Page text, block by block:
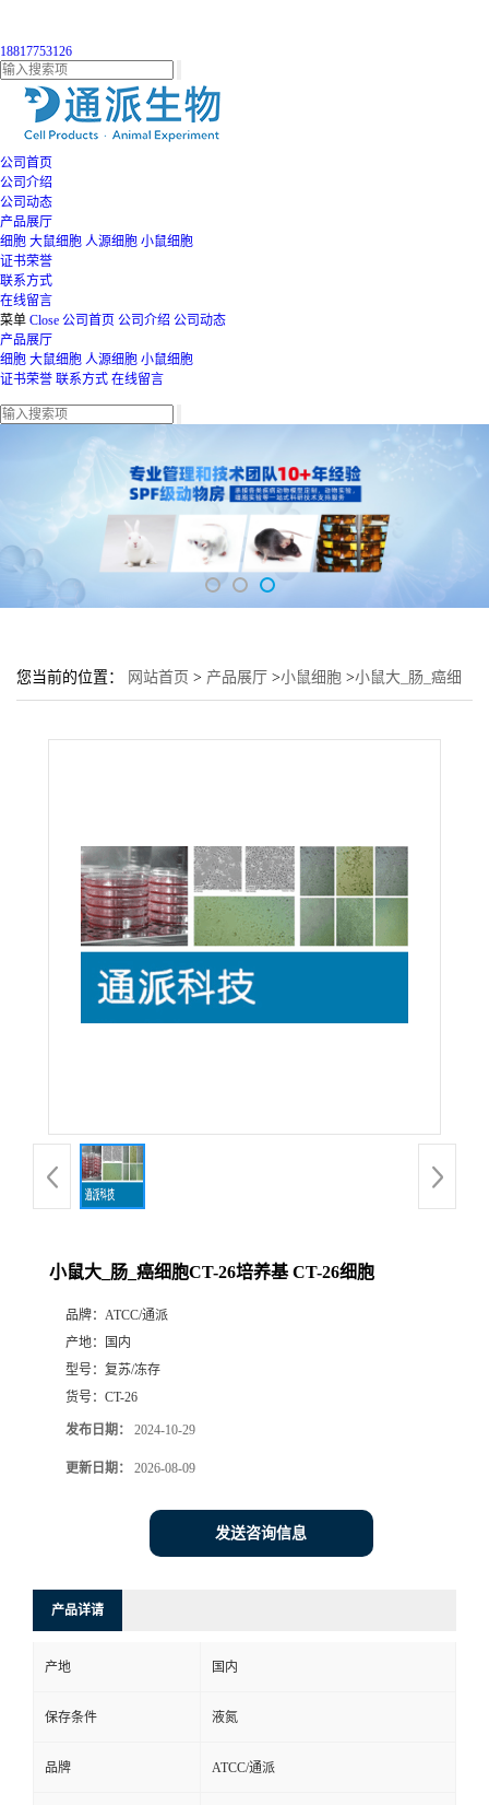
18817753126
公司首页
公司介绍
公司动态
产品展厅
细胞 大鼠细胞 人源细胞 小鼠细胞
证书荣誉
联系方式
在线留言
菜单 Close 公司首页 公司介绍 公司动态
产品展厅
细胞 大鼠细胞 人源细胞 小鼠细胞
证书荣誉 联系方式 在线留言
您当前的位置： 网站首页 > 产品展厅 >小鼠细胞 >小鼠大_肠_癌细
小鼠大_肠_癌细胞CT-26培养基 CT-26细胞
品牌： ATCC/通派
产地：
国内
型号： 复苏/冻存
货号： CT-26
发布日期： 2024-10-29
更新日期： 2026-08-09
发送咨询信息
产品详请
产地 国内
保存条件 液氮
品牌 ATCC/通派